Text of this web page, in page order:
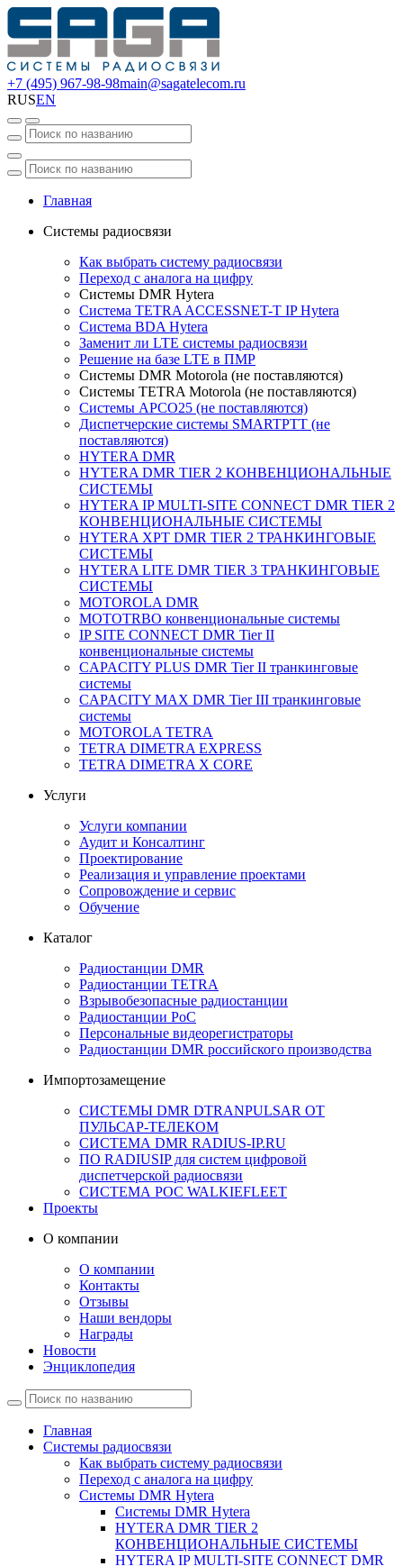
+7 (495) 967-98-98main@sagatelecom.ru
RUSEN
Главная
Системы радиосвязи
Как выбрать систему радиосвязи
Переход с аналога на цифру
Системы DMR Hytera
Система TETRA ACCESSNET-T IP Hytera
Система BDA Hytera
Заменит ли LTE системы радиосвязи
Решение на базе LTE в ПМР
Системы DMR Motorola (не поставляются)
Системы TETRA Motorola (не поставляются)
Системы APCO25 (не поставляются)
Диспетчерские системы SMARTPTT (не
поставляются)
HYTERA DMR
HYTERA DMR TIER 2 КОНВЕНЦИОНАЛЬНЫЕ
СИСТЕМЫ
HYTERA IP MULTI-SITE CONNECT DMR TIER 2
КОНВЕНЦИОНАЛЬНЫЕ СИСТЕМЫ
HYTERA XPT DMR TIER 2 ТРАНКИНГОВЫЕ
СИСТЕМЫ
HYTERA LITE DMR TIER 3 ТРАНКИНГОВЫЕ
СИСТЕМЫ
MOTOROLA DMR
MOTOTRBO конвенциональные системы
IP SITE CONNECT DMR Tier II
конвенциональные системы
CAPACITY PLUS DMR Tier II транкинговые
системы
CAPACITY MAX DMR Tier III транкинговые
системы
MOTOROLA TETRA
TETRA DIMETRA EXPRESS
TETRA DIMETRA X CORE
Услуги
Услуги компании
Аудит и Консалтинг
Проектирование
Реализация и управление проектами
Сопровождение и сервис
Обучение
Каталог
Радиостанции DMR
Радиостанции TETRA
Взрывобезопасные радиостанции
Радиостанции PoC
Персональные видеорегистраторы
Радиостанции DMR российского производства
Импортозамещение
СИСТЕМЫ DMR DTRANPULSAR ОТ
ПУЛЬСАР-ТЕЛЕКОМ
СИСТЕМА DMR RADIUS-IP.RU
ПО RADIUSIP для систем цифровой
диспетчерской радиосвязи
CИСТЕМА POC WALKIEFLEET
Проекты
О компании
О компании
Контакты
Отзывы
Наши вендоры
Награды
Новости
Энциклопедия
Главная
Системы радиосвязи
Как выбрать систему радиосвязи
Переход с аналога на цифру
Системы DMR Hytera
Системы DMR Hytera
HYTERA DMR TIER 2
КОНВЕНЦИОНАЛЬНЫЕ СИСТЕМЫ
HYTERA IP MULTI-SITE CONNECT DMR